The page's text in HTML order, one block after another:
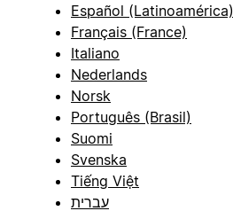
Español (Latinoamérica)
Français (France)
Italiano
Nederlands
Norsk
Português (Brasil)
Suomi
Svenska
Tiếng Việt
עברית